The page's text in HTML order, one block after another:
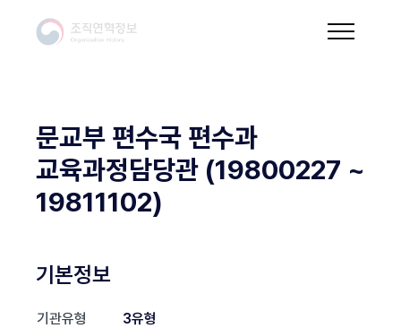
문교부 편수국 편수과
교육과정담당관 (19800227 ~
19811102)
기본정보
기관유형
3유형